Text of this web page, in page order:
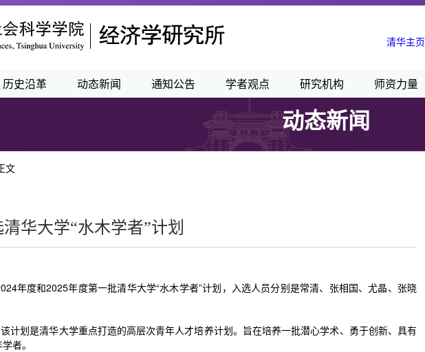
清华主页
历史沿革 动态新闻 通知公告 学者观点 研究机构 师资力量
动态新闻
文
华大学“水木学者”计划
年度和2025年度第一批清华大学“水木学者”计划，入选人员分别是常清、张相国、尤晶、张晓
计划是清华大学重点打造的高层次青年人才培养计划。旨在培养一批潜心学术、勇于创新、具有
者。